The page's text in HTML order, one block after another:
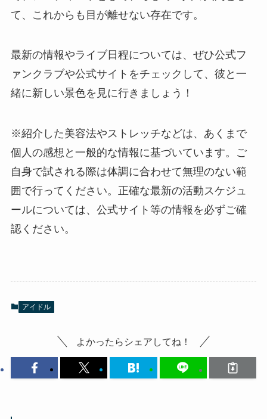
て、これからも目が離せない存在です。
最新の情報やライブ日程については、ぜひ公式フ
ァンクラブや公式サイトをチェックして、彼と一
緒に新しい景色を見に行きましょう！
※紹介した美容法やストレッチなどは、あくまで
個人の感想と一般的な情報に基づいています。ご
自身で試される際は体調に合わせて無理のない範
囲で行ってください。正確な最新の活動スケジュ
ールについては、公式サイト等の情報を必ずご確
認ください。
アイドル
よかったらシェアしてね！